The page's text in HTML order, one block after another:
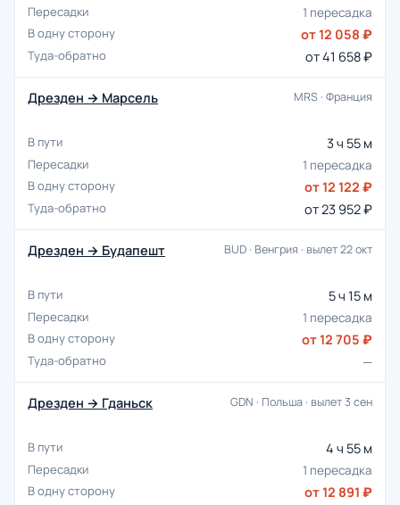
1 пересадка
от 12 058 ₽
от 41 658 ₽
Дрезден → Марсель MRS · Франция
3 ч 55 м
1 пересадка
от 12 122 ₽
от 23 952 ₽
Дрезден → Будапешт BUD · Венгрия · вылет 22 окт
5 ч 15 м
1 пересадка
от 12 705 ₽
—
Дрезден → Гданьск GDN · Польша · вылет 3 сен
4 ч 55 м
1 пересадка
от 12 891 ₽